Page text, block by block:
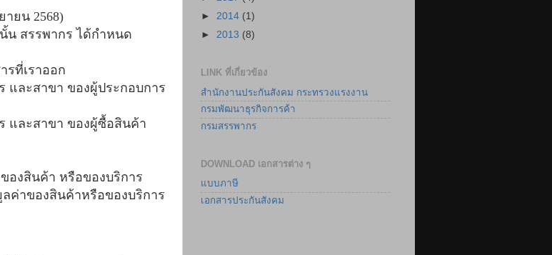
ยน 2568)
สรรพากร ได้กำหนด
รที่เราออก
และสาขา ของผู้ประกอบการ
และสาขา ของผู้ซื้อสินค้า
งสินค้า หรือของบริการ
าของสินค้าหรือของบริการ
► 2014 (1)
► 2013 (8)
LINK ที่เกี่ยวข้อง
สำนักงานประกันสังคม กระทรวงแรงงาน
กรมพัฒนาธุรกิจการค้า
กรมสรรพากร
DOWNLOAD เอกสารต่าง ๆ
แบบภาษี
เอกสารประกันสังคม